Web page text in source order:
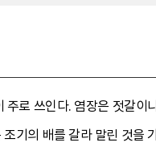
주로 쓰인다. 염장은 젓갈이
기의 배를 갈라 말린 것을